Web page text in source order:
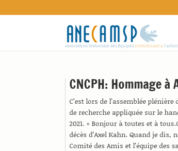
Association Nationale des EquipesContribuant à
CNCPH: Hommage à
C’est lors de l’assemblée
de recherche appliquée sur le
2021. « Bonjour à toutes et à
décès d’Axel Kahn. Quand je
Comité des Amis et l’équipe des